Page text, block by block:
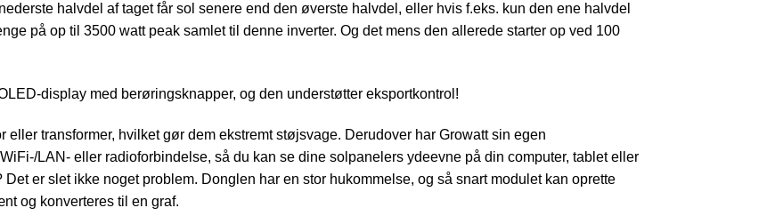
halvdel af taget får sol senere end den øverste halvdel, eller hvis f.eks. kun den ene halvdel
på op til 3500 watt peak samlet til denne inverter. Og det mens den allerede starter op ved 100
display med berøringsknapper, og den understøtter eksportkontrol!
transformer, hvilket gør dem ekstremt støjsvage. Derudover har Growatt sin egen
LAN- eller radioforbindelse, så du kan se dine solpanelers ydeevne på din computer, tablet eller
er slet ikke noget problem. Donglen har en stor hukommelse, og så snart modulet kan oprette
og konverteres til en graf.